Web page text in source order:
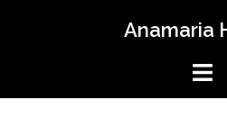
Anamaria